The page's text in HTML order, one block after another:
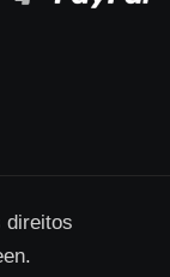
direitos
.